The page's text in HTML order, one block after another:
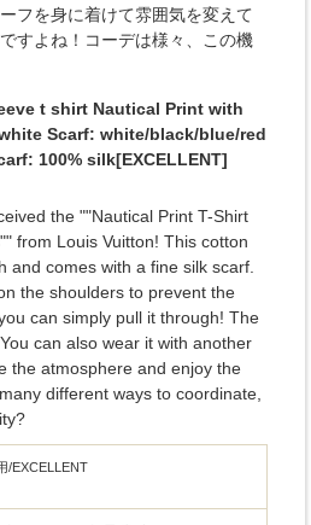
フを身に着けて雰囲気を変えて
すよね！コーデは様々、この機
t shirt Nautical Print with
Scarf: white/black/blue/red
100% silk[EXCELLENT]
the ""Nautical Print T-Shirt
from Louis Vuitton! This cotton
and comes with a fine silk scarf.
the shoulders to prevent the
can simply pull it through! The
can also wear it with another
the atmosphere and enjoy the
different ways to coordinate,
/EXCELLENT